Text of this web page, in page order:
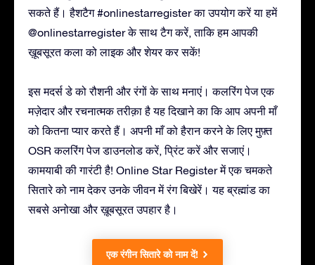
सकते हैं। हैशटैग #onlinestarregister का उपयोग करें या हमें
@onlinestarregister के साथ टैग करें, ताकि हम आपकी
ख़ूबसूरत कला को लाइक और शेयर कर सकें!
इस मदर्स डे को रौशनी और रंगों के साथ मनाएं। कलरिंग पेज एक
मज़ेदार और रचनात्मक तरीक़ा है यह दिखाने का कि आप अपनी माँ
को कितना प्यार करते हैं। अपनी माँ को हैरान करने के लिए मुफ़्त
OSR कलरिंग पेज डाउनलोड करें, प्रिंट करें और सजाएं।
कामयाबी की गारंटी है! Online Star Register में एक चमकते
सितारे को नाम देकर उनके जीवन में रंग बिखेरें। यह ब्रह्मांड का
सबसे अनोखा और ख़ूबसूरत उपहार है।
एक रंगीन सितारे को नाम दें!